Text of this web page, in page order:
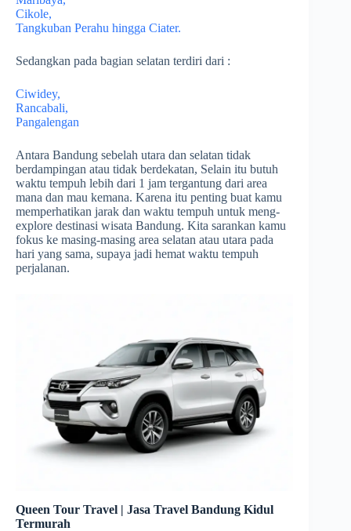
Cikole,
Tangkuban Perahu hingga Ciater.
Sedangkan pada bagian selatan terdiri dari :
Ciwidey,
Rancabali,
Pangalengan
Antara Bandung sebelah utara dan selatan tidak
berdampingan atau tidak berdekatan, Selain itu butuh
waktu tempuh lebih dari 1 jam tergantung dari area
mana dan mau kemana. Karena itu penting buat kamu
memperhatikan jarak dan waktu tempuh untuk meng-
explore destinasi wisata Bandung. Kita sarankan kamu
fokus ke masing-masing area selatan atau utara pada
hari yang sama, supaya jadi hemat waktu tempuh
perjalanan.
Queen Tour Travel | Jasa Travel Bandung Kidul
Termurah